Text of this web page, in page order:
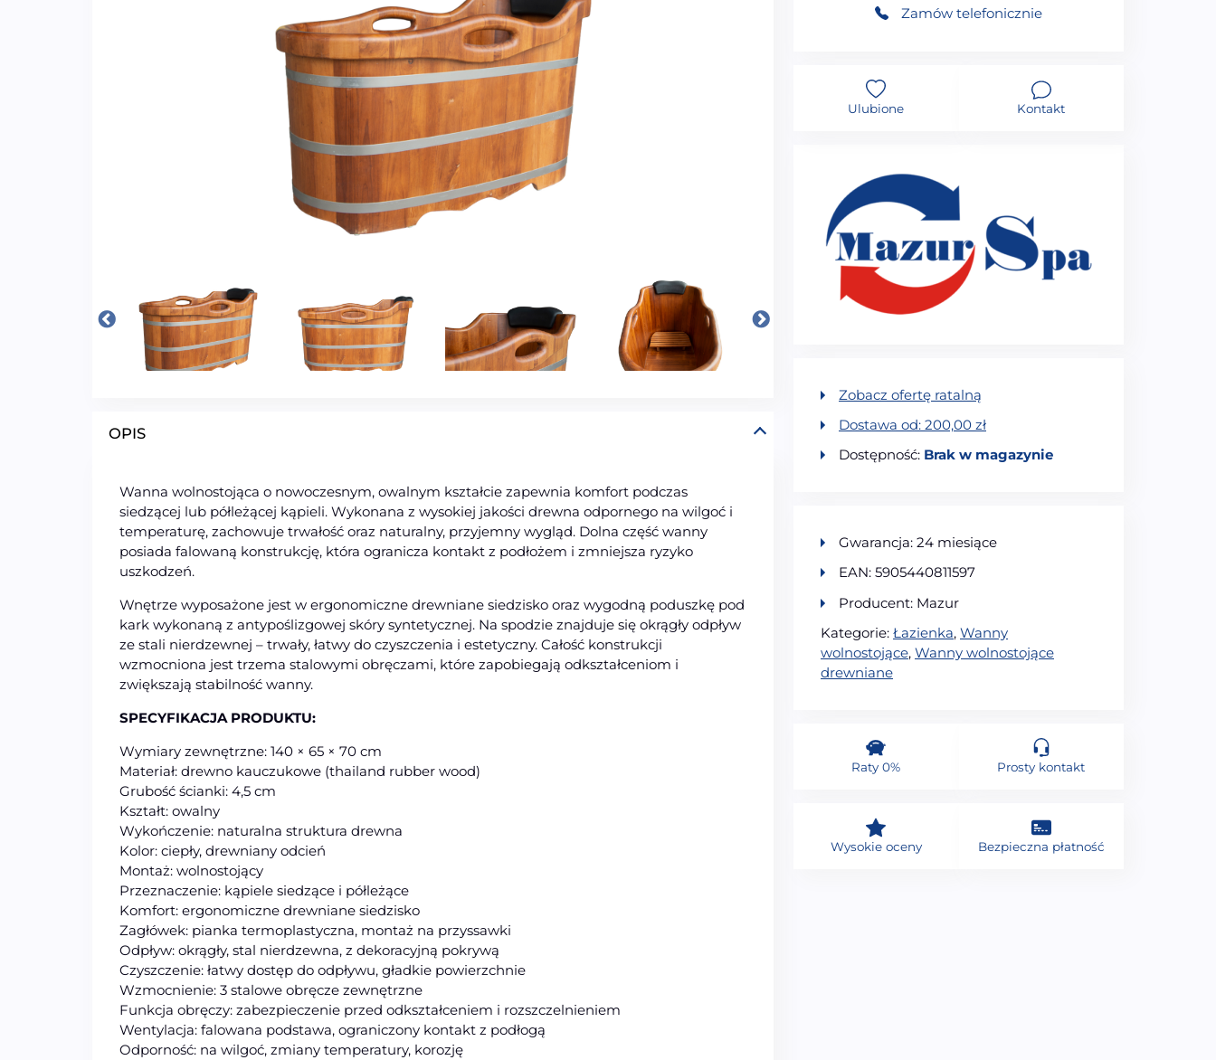
OPIS
Wanna wolnostojąca o nowoczesnym, owalnym kształcie zapewnia komfort podczas
siedzącej lub półleżącej kąpieli. Wykonana z wysokiej jakości drewna odpornego na wilgoć i
temperaturę, zachowuje trwałość oraz naturalny, przyjemny wygląd. Dolna część wanny
posiada falowaną konstrukcję, która ogranicza kontakt z podłożem i zmniejsza ryzyko
uszkodzeń.
Wnętrze wyposażone jest w ergonomiczne drewniane siedzisko oraz wygodną poduszkę pod
kark wykonaną z antypoślizgowej skóry syntetycznej. Na spodzie znajduje się okrągły odpływ
ze stali nierdzewnej – trwały, łatwy do czyszczenia i estetyczny. Całość konstrukcji
wzmocniona jest trzema stalowymi obręczami, które zapobiegają odkształceniom i
zwiększają stabilność wanny.
SPECYFIKACJA PRODUKTU:
Wymiary zewnętrzne: 140 × 65 × 70 cm
Materiał: drewno kauczukowe (thailand rubber wood)
Grubość ścianki: 4,5 cm
Kształt: owalny
Wykończenie: naturalna struktura drewna
Kolor: ciepły, drewniany odcień
Montaż: wolnostojący
Przeznaczenie: kąpiele siedzące i półleżące
Komfort: ergonomiczne drewniane siedzisko
Zagłówek: pianka termoplastyczna, montaż na przyssawki
Odpływ: okrągły, stal nierdzewna, z dekoracyjną pokrywą
Czyszczenie: łatwy dostęp do odpływu, gładkie powierzchnie
Wzmocnienie: 3 stalowe obręcze zewnętrzne
Funkcja obręczy: zabezpieczenie przed odkształceniem i rozszczelnieniem
Wentylacja: falowana podstawa, ograniczony kontakt z podłogą
Odporność: na wilgoć, zmiany temperatury, korozję
Zamów telefonicznie
Ulubione Kontakt
Zobacz ofertę ratalną
Dostawa od: 200,00 zł
Dostępność: Brak w magazynie
Gwarancja: 24 miesiące
EAN: 5905440811597
Producent: Mazur
Kategorie: Łazienka, Wanny
wolnostojące, Wanny wolnostojące
drewniane
Raty 0% Prosty kontakt
Wysokie oceny Bezpieczna płatność